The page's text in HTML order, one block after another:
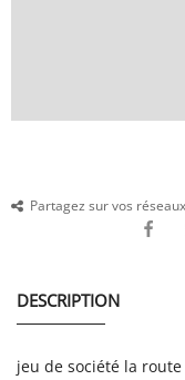
Partagez sur vos
DESCRIPTION
jeu de société la